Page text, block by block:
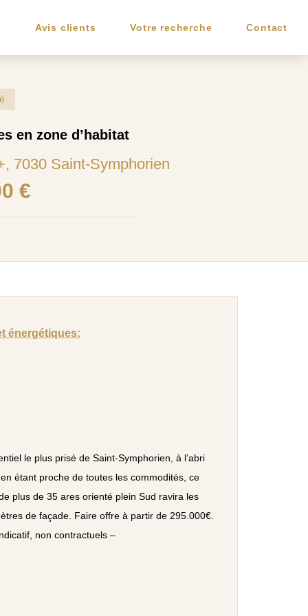
Avis clients Votre recherche Contact
en zone d’habitat
7030 Saint-Symphorien
€
énergétiques:
le plus prisé de Saint-Symphorien, à l’abri
étant proche de toutes les commodités, ce
plus de 35 ares orienté plein Sud ravira les
de façade. Faire offre à partir de 295.000€.
non contractuels –